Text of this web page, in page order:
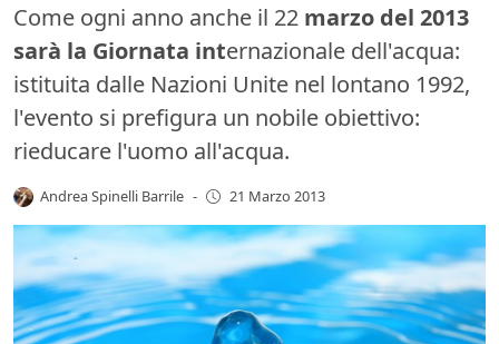
Come ogni anno anche il 22 marzo del 2013
sarà la Giornata internazionale dell'acqua:
istituita dalle Nazioni Unite nel lontano 1992,
l'evento si prefigura un nobile obiettivo:
rieducare l'uomo all'acqua.
Andrea Spinelli Barrile - 21 Marzo 2013